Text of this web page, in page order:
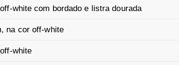
white com bordado e listra dourada
na cor off-white
white